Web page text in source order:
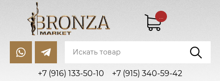
+7 (916) 133-50-10 +7 (915) 340-59-42
...